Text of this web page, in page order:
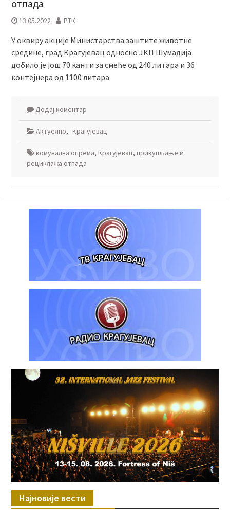
отпада
13.05.2022 РТК
У оквиру акције Министарства заштите животне
средине, град Крагујевац односно ЈКП Шумадија
добило је још 70 канти за смеће од 240 литара и 36
контејнера од 1100 литара.
Додај коментар
Актуелно, Крагујевац
комунална опрема, Крагујевац, прикупљање и
рециклажа отпада
Најновије вести